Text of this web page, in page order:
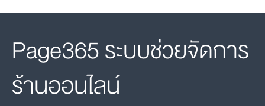
Page365 ระบบช่วยจัดการ
ร้านออนไลน์